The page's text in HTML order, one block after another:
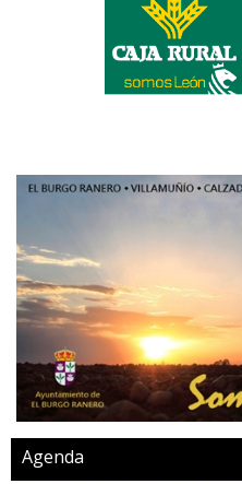
Agenda